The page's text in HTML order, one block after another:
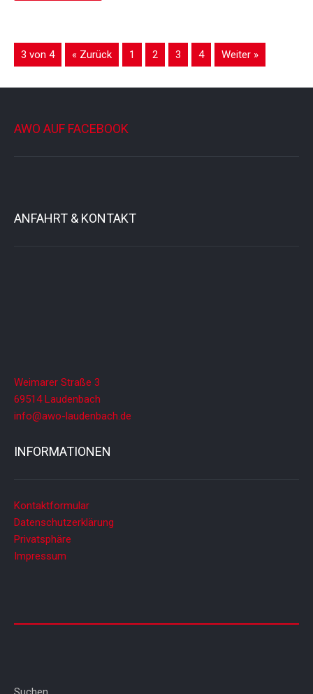
3 von 4 « Zurück 1 2 3 4 Weiter »
AWO AUF FACEBOOK
ANFAHRT & KONTAKT
Weimarer Straße 3
69514 Laudenbach
info@awo-laudenbach.de
INFORMATIONEN
Kontaktformular
Datenschutzerklärung
Privatsphäre
Impressum